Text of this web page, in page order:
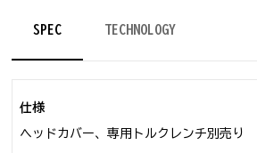
SPEC TECHNOLOGY
仕様
ヘッドカバー、専用トルクレンチ別売り